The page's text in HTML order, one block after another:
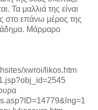
Τα μαλλιά της είναι
στο επάνω μέρος της
Μάρμαρο
xwroi/likos.htm